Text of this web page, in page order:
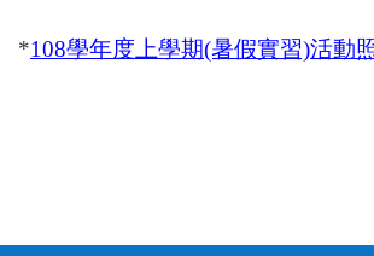
*108學年度上學期(暑假實習)活動